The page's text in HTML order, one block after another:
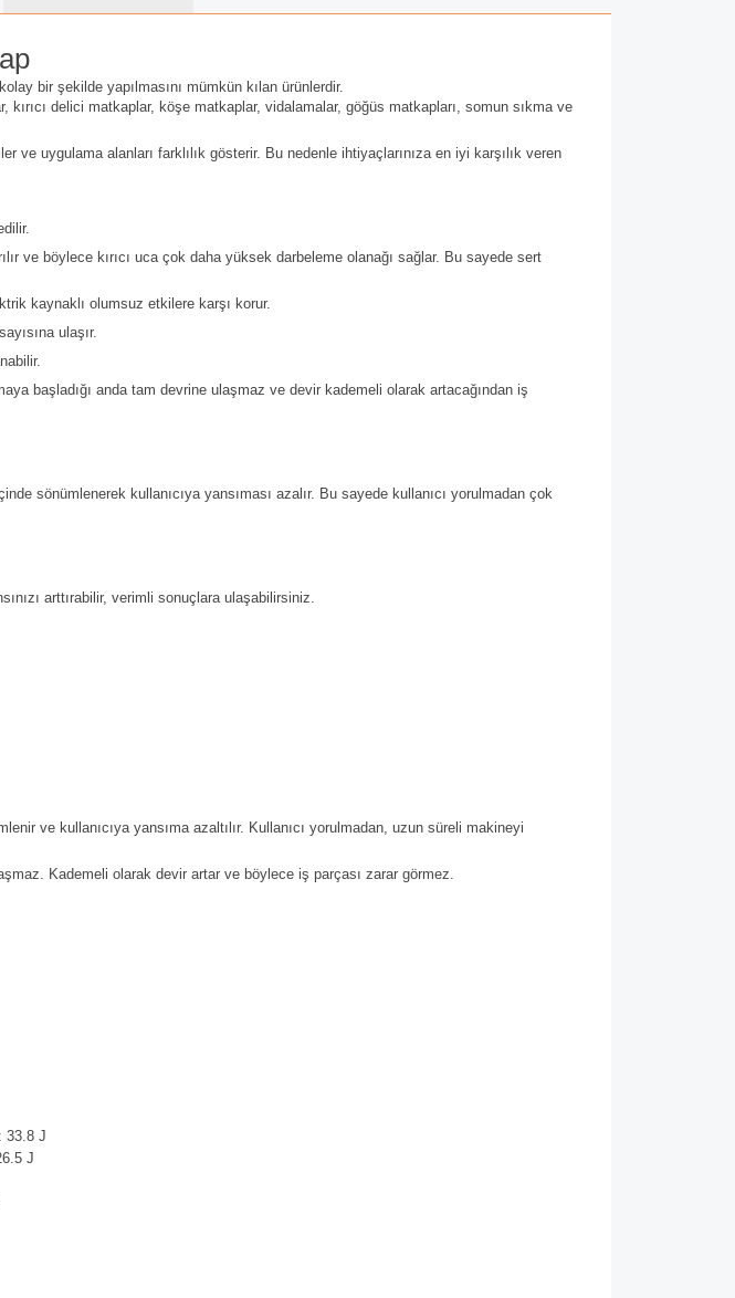
bir şekilde yapılmasını mümkün kılan ürünlerdir.
delici matkaplar, köşe matkaplar, vidalamalar, göğüs matkapları, somun sıkma ve
uygulama alanları farklılık gösterir. Bu nedenle ihtiyaçlarınıza en iyi karşılık veren
ve böylece kırıcı uca çok daha yüksek darbeleme olanağı sağlar. Bu sayede sert
kaynaklı olumsuz etkilere karşı korur.
ulaşır.
başladığı anda tam devrine ulaşmaz ve devir kademeli olarak artacağından iş
sönümlenerek kullanıcıya yansıması azalır. Bu sayede kullanıcı yorulmadan çok
arttırabilir, verimli sonuçlara ulaşabilirsiniz.
ve kullanıcıya yansıma azaltılır. Kullanıcı yorulmadan, uzun süreli makineyi
Kademeli olarak devir artar ve böylece iş parçası zarar görmez.
33.8 J
J